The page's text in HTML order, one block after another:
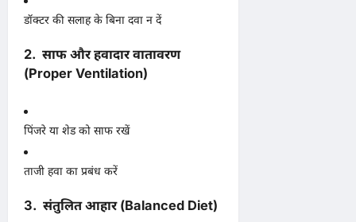
डॉक्टर की सलाह के बिना दवा न दें
2. साफ और हवादार वातावरण
(Proper Ventilation)
पिंजरे या शेड को साफ रखें
ताजी हवा का प्रबंध करें
3. संतुलित आहार (Balanced Diet)